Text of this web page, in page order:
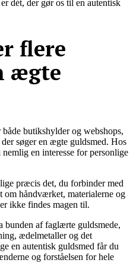
dét, der gør os til en autentisk
flere
ægte
butikshylder og webshops,
søger en ægte guldsmed. Hos
en interesse for personlige
præcis det, du forbinder med
om håndværket, materialerne og
ikke findes magen til.
bunden af faglærte guldsmede,
ædelmetaller og det
en autentisk guldsmed får du
og forståelsen for hele